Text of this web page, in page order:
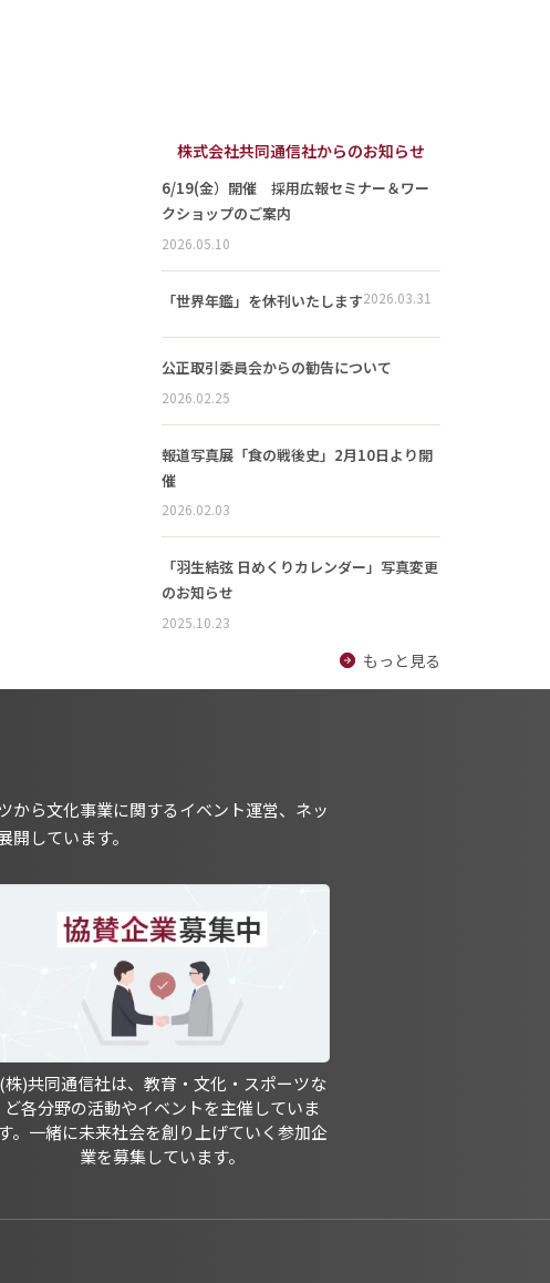
株式会社共同通信社からのお知らせ
6/19(金）開催 採用広報セミナー＆ワー
クショップのご案内
2026.05.10
「世界年鑑」を休刊いたします2026.03.31
公正取引委員会からの勧告について
2026.02.25
報道写真展「食の戦後史」2月10日より開
催
2026.02.03
「羽生結弦 日めくりカレンダー」写真変更
のお知らせ
2025.10.23
もっと見る
から文化事業に関するイベント運営、ネッ
しています。
(株)共同通信社は、教育・文化・スポーツな
ど各分野の活動やイベントを主催していま
す。一緒に未来社会を創り上げていく参加企
業を募集しています。